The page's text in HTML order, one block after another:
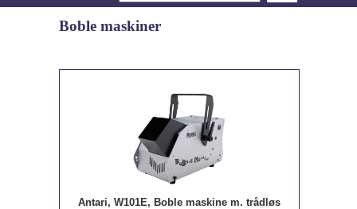
Boble maskiner
Antari, W101E, Boble maskine m. trådløs